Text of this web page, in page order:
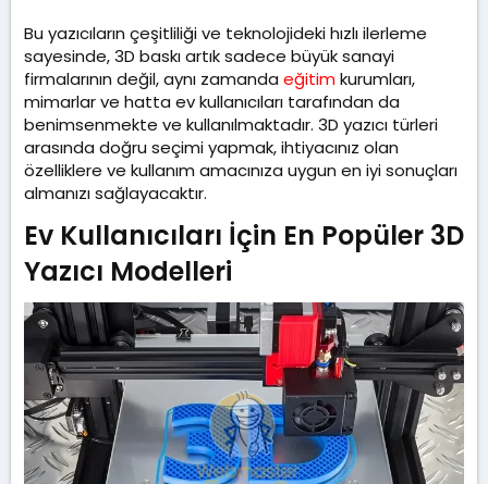
Bu yazıcıların çeşitliliği ve teknolojideki hızlı ilerleme
sayesinde, 3D baskı artık sadece büyük sanayi
firmalarının değil, aynı zamanda eğitimkurumları,
mimarlar ve hatta ev kullanıcıları tarafından da
benimsenmekte ve kullanılmaktadır. 3D yazıcı türleri
arasında doğru seçimi yapmak, ihtiyacınız olan
özelliklere ve kullanım amacınıza uygun en iyi sonuçları
almanızı sağlayacaktır.
Ev Kullanıcıları İçin En Popüler 3D
Yazıcı Modelleri​